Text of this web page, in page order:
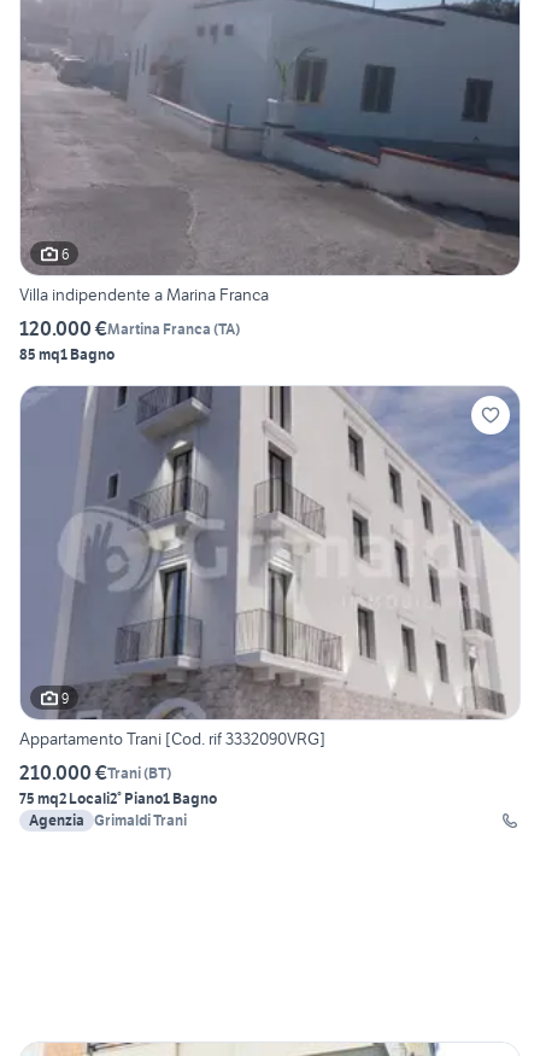
6
Villa indipendente a Marina Franca
120.000 €Martina Franca (TA)
85 mq1 Bagno
9
Appartamento Trani [Cod. rif 3332090VRG]
210.000 €Trani(BT)
75 mq2 Locali2° Piano1 Bagno
Agenzia Grimaldi Trani